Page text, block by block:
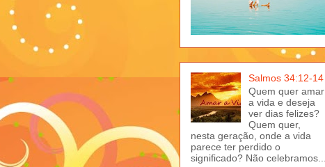
Salmos 34:12-14
Quem quer amar
a vida e deseja
ver dias felizes?
Quem quer,
nesta geração, onde a vida
parece ter perdido o
significado? Não celebramos...